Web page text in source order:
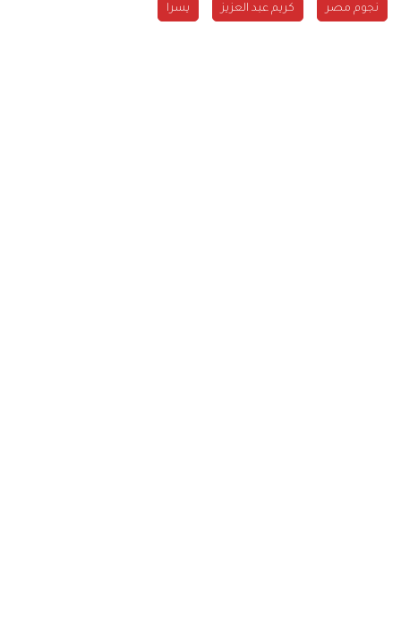
نجوم مصر كريم عبد العزيز يسرا